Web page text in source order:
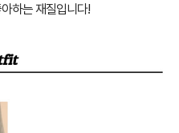
하는 재질입니다!